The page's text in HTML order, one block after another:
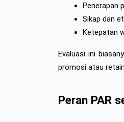
Penerapan
Sikap dan
Ketepatan
Evaluasi ini
promosi atau
Peran PAR